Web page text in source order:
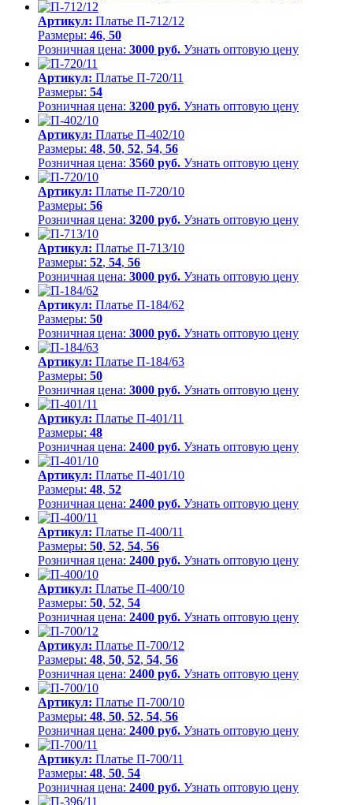
Артикул: Платье П-712/12
Размеры: 46, 50
Розничная цена: 3000 руб. Узнать оптовую цену
Артикул: Платье П-720/11
Размеры: 54
Розничная цена: 3200 руб. Узнать оптовую цену
Артикул: Платье П-402/10
Размеры: 48, 50, 52, 54, 56
Розничная цена: 3560 руб. Узнать оптовую цену
Артикул: Платье П-720/10
Размеры: 56
Розничная цена: 3200 руб. Узнать оптовую цену
Артикул: Платье П-713/10
Размеры: 52, 54, 56
Розничная цена: 3000 руб. Узнать оптовую цену
Артикул: Платье П-184/62
Размеры: 50
Розничная цена: 3000 руб. Узнать оптовую цену
Артикул: Платье П-184/63
Размеры: 50
Розничная цена: 3000 руб. Узнать оптовую цену
Артикул: Платье П-401/11
Размеры: 48
Розничная цена: 2400 руб. Узнать оптовую цену
Артикул: Платье П-401/10
Размеры: 48, 52
Розничная цена: 2400 руб. Узнать оптовую цену
Артикул: Платье П-400/11
Размеры: 50, 52, 54, 56
Розничная цена: 2400 руб. Узнать оптовую цену
Артикул: Платье П-400/10
Размеры: 50, 52, 54
Розничная цена: 2400 руб. Узнать оптовую цену
Артикул: Платье П-700/12
Размеры: 48, 50, 52, 54, 56
Розничная цена: 2400 руб. Узнать оптовую цену
Артикул: Платье П-700/10
Размеры: 48, 50, 52, 54, 56
Розничная цена: 2400 руб. Узнать оптовую цену
Артикул: Платье П-700/11
Размеры: 48, 50, 54
Розничная цена: 2400 руб. Узнать оптовую цену